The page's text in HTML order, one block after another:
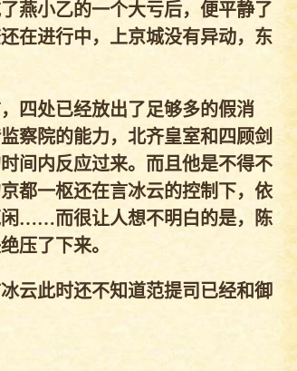
小乙的一个大亏后，便平静了
在进行中，上京城没有异动，东
四处已经放出了足够多的假消
察院的能力，北齐皇室和四顾剑
间内反应过来。而且他是不得不
都一枢还在言冰云的控制下，依
闲……而很让人想不明白的是，陈
压了下来。
云此时还不知道范提司已经和御